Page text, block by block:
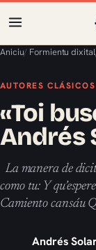
Aniciu/ Formientu dixital
AUTORES CLÁSICOS
«Toi
Andrés
La manera de
como tu: Y
Camiento cansáu
Andrés